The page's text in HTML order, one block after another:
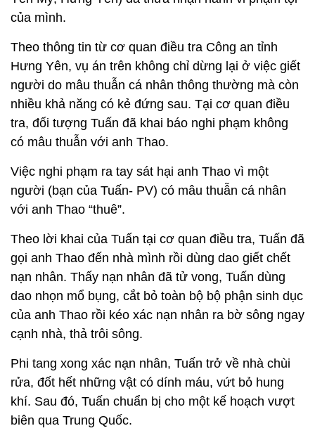
của mình.
Theo thông tin từ cơ quan điều tra Công an tỉnh
Hưng Yên, vụ án trên không chỉ dừng lại ở việc giết
người do mâu thuẫn cá nhân thông thường mà còn
nhiều khả năng có kẻ đứng sau. Tại cơ quan điều
tra, đối tượng Tuấn đã khai báo nghi phạm không
có mâu thuẫn với anh Thao.
Việc nghi phạm ra tay sát hại anh Thao vì một
người (bạn của Tuấn- PV) có mâu thuẫn cá nhân
với anh Thao “thuê”.
Theo lời khai của Tuấn tại cơ quan điều tra, Tuấn đã
gọi anh Thao đến nhà mình rồi dùng dao giết chết
nạn nhân. Thấy nạn nhân đã tử vong, Tuấn dùng
dao nhọn mổ bụng, cắt bỏ toàn bộ bộ phận sinh dục
của anh Thao rồi kéo xác nạn nhân ra bờ sông ngay
cạnh nhà, thả trôi sông.
Phi tang xong xác nạn nhân, Tuấn trở về nhà chùi
rửa, đốt hết những vật có dính máu, vứt bỏ hung
khí. Sau đó, Tuấn chuẩn bị cho một kế hoạch vượt
biên qua Trung Quốc.